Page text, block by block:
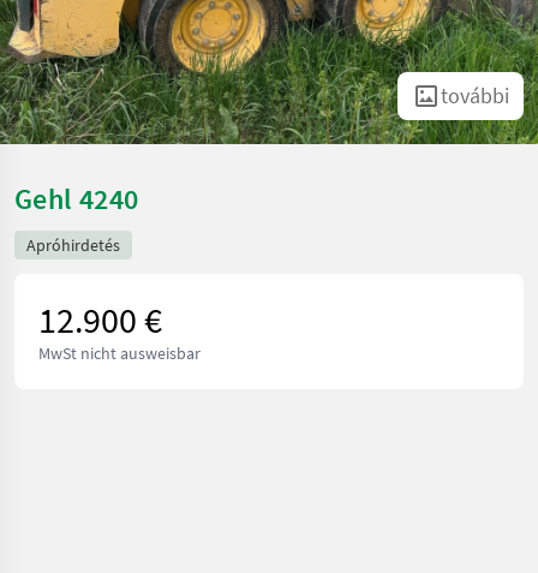
további
Gehl 4240
Apróhirdetés
12.900 €
MwSt nicht ausweisbar